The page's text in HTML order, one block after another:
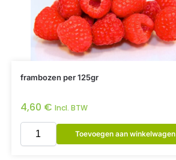
frambozen per 125gr
4,60 € Incl. BTW
Toevoegen aan winkelwagen